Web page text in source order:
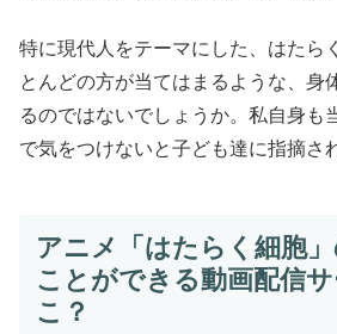
特に現代人をテーマにした、はたら
とんどの方が当てはまるような、身
るのではないでしょうか。私自身も
で気をつけないと子ども達に指摘さ
アニメ「はたらく細胞
ことができる動画配信
こ？